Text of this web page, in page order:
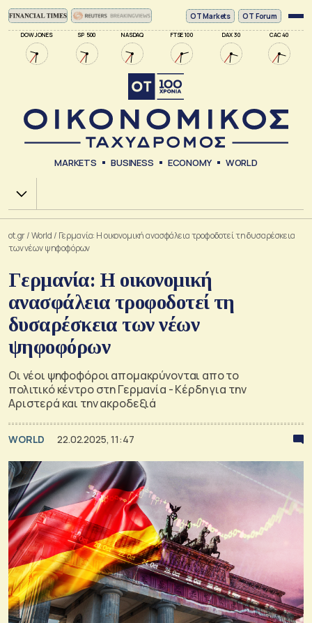
DOW JONES SP 500 NASDAQ FTSE 100 DAX 30 CAC 40
ΟΤ Markets OT Forum
MARKETS BUSINESS ECONOMY WORLD
Χ.Α.
ot.gr/World / Γερμανία: Η οικονομική ανασφάλεια τροφοδοτεί τη δυσαρέσκεια
των νέων ψηφοφόρων
Γερμανία: Η οικονομική
ανασφάλεια τροφοδοτεί τη
δυσαρέσκεια των νέων
ψηφοφόρων
Οι νέοι ψηφοφόροι απομακρύνονται απο το
πολιτικό κέντρο στη Γερμανία - Κέρδη για την
Αριστερά και την ακροδεξιά
WORLD 22.02.2025, 11:47